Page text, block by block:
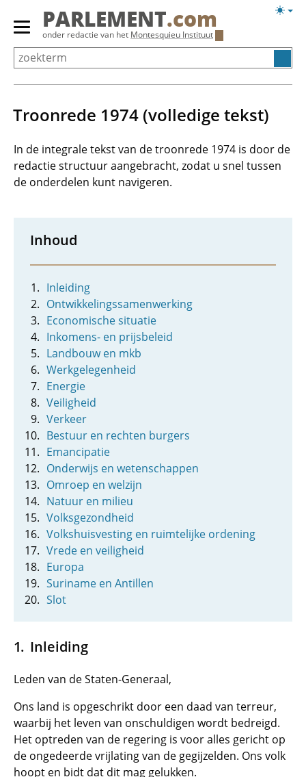
Overslaan
Primair
menu
tonen/verbergen
PARLEMENT.com
onder redactie van het Montesquieu Instituut
Troonrede 1974 (volledige tekst)
In de integrale tekst van de troonrede 1974 is door de
redactie structuur aangebracht, zodat u snel tussen
de onderdelen kunt navigeren.
Inhoud
Inleiding
Ontwikkelingssamenwerking
Economische situatie
Inkomens- en prijsbeleid
Landbouw en mkb
Werkgelegenheid
Energie
Veiligheid
Verkeer
Bestuur en rechten burgers
Emancipatie
Onderwijs en wetenschappen
Omroep en welzijn
Natuur en milieu
Volksgezondheid
Volkshuisvesting en ruimtelijke ordening
Vrede en veiligheid
Europa
Suriname en Antillen
Slot
Inleiding
Leden van de Staten-Generaal,
Ons land is opgeschrikt door een daad van terreur,
waarbij het leven van onschuldigen wordt bedreigd.
Het optreden van de regering is voor alles gericht op
de ongedeerde vrijlating van de gegijzelden. Ons volk
hoopt en bidt dat dit mag gelukken.